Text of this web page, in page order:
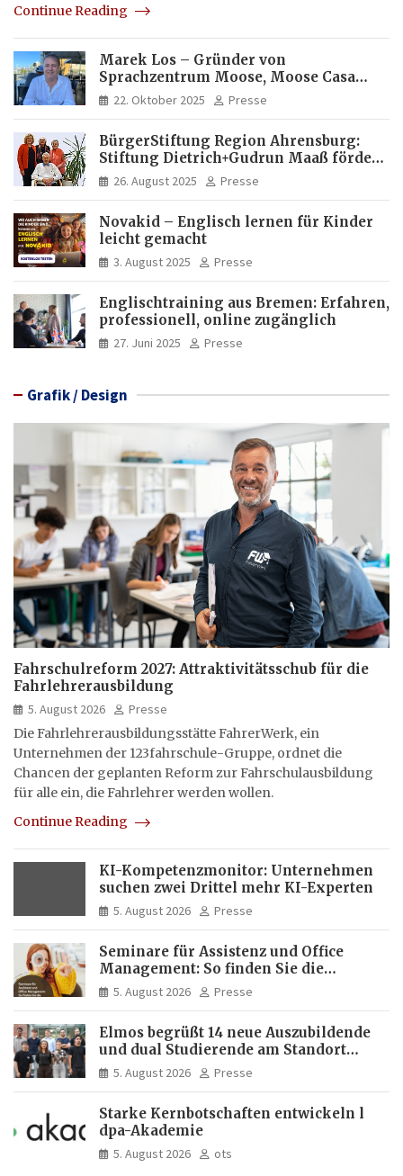
Continue Reading
Marek Los – Gründer von
Sprachzentrum Moose, Moose Casa
Italia und Apartamento Brasil |
Internationaler Experte für Bildung
22. Oktober 2025 Presse
BürgerStiftung Region Ahrensburg:
Stiftung Dietrich+Gudrun Maaß fördert
Deutschkenntnisse von Frauen
26. August 2025 Presse
Novakid – Englisch lernen für Kinder
leicht gemacht
3. August 2025 Presse
Englischtraining aus Bremen: Erfahren,
professionell, online zugänglich
27. Juni 2025 Presse
Grafik / Design
Fahrschulreform 2027: Attraktivitätsschub für die
Fahrlehrerausbildung
5. August 2026
Presse
Die Fahrlehrerausbildungsstätte FahrerWerk, ein
Unternehmen der 123fahrschule-Gruppe, ordnet die
Chancen der geplanten Reform zur Fahrschulausbildung
für alle ein, die Fahrlehrer werden wollen.
Continue Reading
KI-Kompetenzmonitor: Unternehmen
suchen zwei Drittel mehr KI-Experten
5. August 2026 Presse
Seminare für Assistenz und Office
Management: So finden Sie die
passende Weiterbildung
5. August 2026 Presse
Elmos begrüßt 14 neue Auszubildende
und dual Studierende am Standort
Dortmund
5. August 2026 Presse
Starke Kernbotschaften entwickeln l
dpa-Akademie
5. August 2026 ots